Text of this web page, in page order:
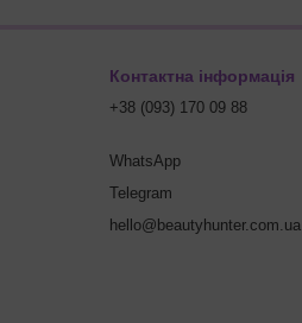
Контактна інформація
+38 (093) 170 09 88
WhatsApp
Telegram
hello@beautyhunter.com.ua